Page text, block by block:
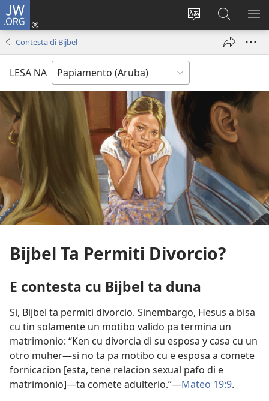
JW.ORG
Cambia
Log
window)
Busca
Riba
JW.ORG
Contesta di Bijbel
LESA NA
Bijbel Ta Permiti Divorcio?
E contesta cu Bijbel ta duna
Si, Bijbel ta permiti divorcio. Sinembargo, Hesus a bisa
cu tin solamente un motibo valido pa termina un
matrimonio: “Ken cu divorcia di su esposa y casa cu un
otro muher—si no ta pa motibo cu e esposa a comete
fornicacion [esta, tene relacion sexual pafo di e
matrimonio]—ta comete adulterio.”—Mateo 19:9.